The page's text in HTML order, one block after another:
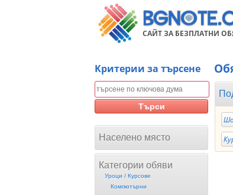
САЙТ ЗА БЕЗПЛАТНИ
Kритерии за търсене
Търси
Населено място
Категории обяви
Уроци / Курсове
Компютърни